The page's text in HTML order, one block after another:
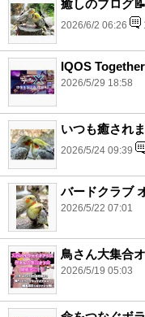
癒しのブログ📝
2026/6/2 06:26
IQOS
2026/5/29 18:58
いつも癒され
2026/5/24 09:39
バードクラブ
2026/5/22 07:01
鳥さん大集合
2026/5/19 05:03